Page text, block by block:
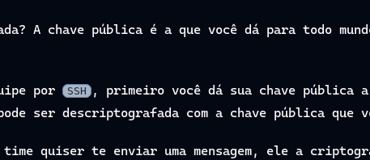
A chave pública é a que você dá para todo
por SSH
, primeiro você dá sua chave pública
pode ser descriptografada com a chave pública
quiser te enviar uma mensagem, ele a